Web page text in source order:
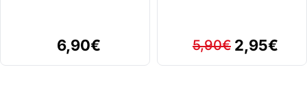
6,90€ 2,95€
5,90€